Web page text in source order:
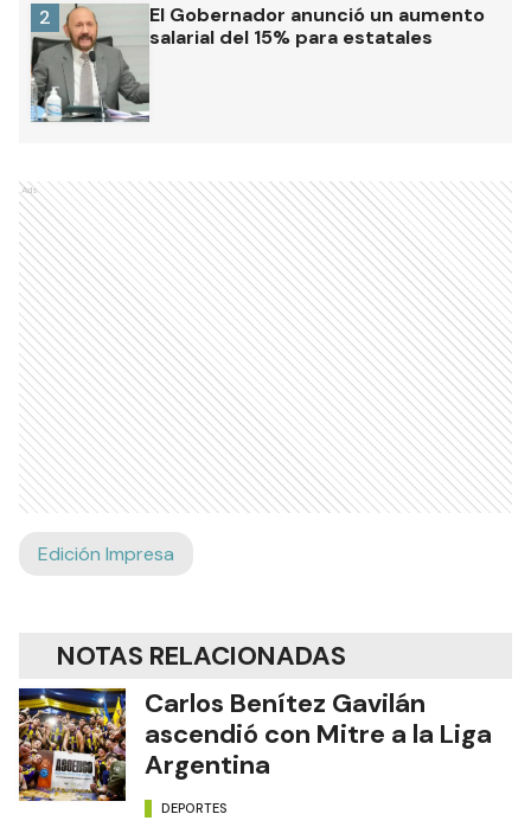
El Gobernador anunció un aumento
salarial del 15% para estatales
2
Ads
Edición Impresa
NOTAS RELACIONADAS
Carlos Benítez Gavilán
ascendió con Mitre a la Liga
Argentina
DEPORTES